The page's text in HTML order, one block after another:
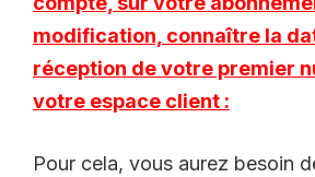
modification, connaître la
réception de votre premier
votre espace client :
Pour cela, vous aurez besoin